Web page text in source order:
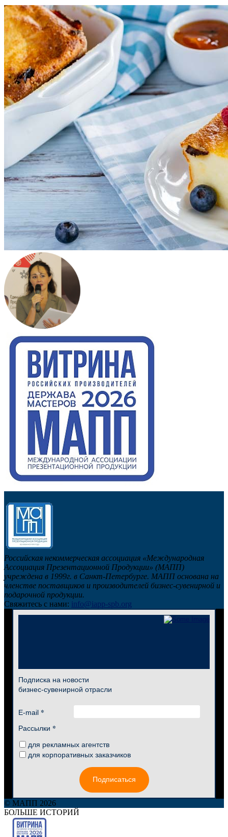
Российская некоммерческая ассоциация «Международная
Ассоциация Презентационной Продукции» (МАПП)
учреждена в 1999г. в Санкт-Петербурге. МАПП основана на
членстве поставщиков и производителей бизнес-сувенирной и
подарочной продукции.
Свяжитесь с нами: info@iapp-spb.org
Подписка на новости
бизнес-сувенирной отрасли
E-mail *
Рассылки *
для рекламных агентств
для корпоративных заказчиков
Подписаться
© МАПП 2026
БОЛЬШЕ ИСТОРИЙ